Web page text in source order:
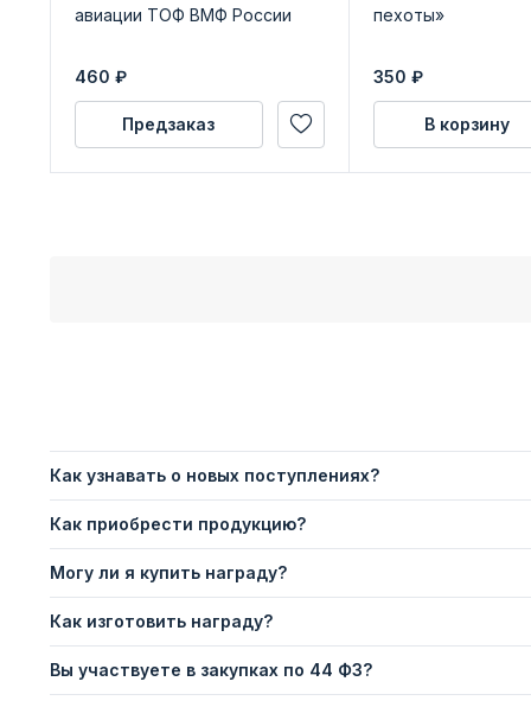
авиации ТОФ ВМФ России
460 ₽
Предзаказ
пехоты»
350 ₽
В корзину
Как узнавать о новых поступлениях?
Как приобрести продукцию?
Могу ли я купить награду?
Как изготовить награду?
Вы участвуете в закупках по 44 ФЗ?